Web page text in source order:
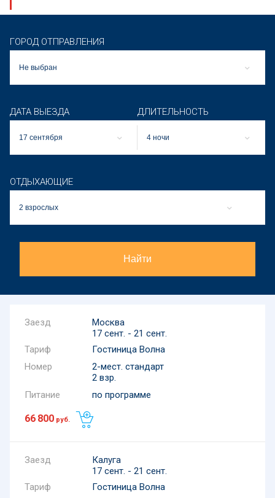
ГОРОД ОТПРАВЛЕНИЯ
Не выбран
ДАТА ВЫЕЗДА
17 сентября
ДЛИТЕЛЬНОСТЬ
4 ночи
ОТДЫХАЮЩИЕ
2 взрослых
Найти
Москва
17 сент. - 21 сент.
Тариф
Гостиница Волна
Номер
2-мест. стандарт
2 взр.
Питание
по программе
66 800 руб.
Калуга
17 сент. - 21 сент.
Тариф
Гостиница Волна